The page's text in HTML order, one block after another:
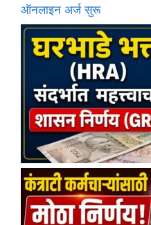
ऑनलाइन अर्ज सुरू